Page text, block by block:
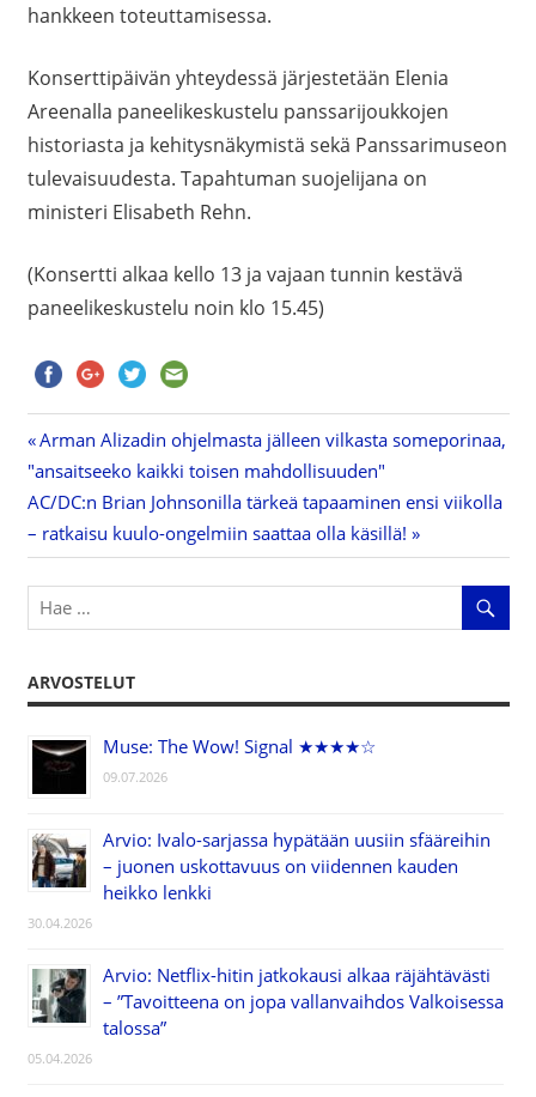
hankkeen toteuttamisessa.
Konserttipäivän yhteydessä järjestetään Elenia
Areenalla paneelikeskustelu panssarijoukkojen
historiasta ja kehitysnäkymistä sekä Panssarimuseon
tulevaisuudesta. Tapahtuman suojelijana on
ministeri Elisabeth Rehn.
(Konsertti alkaa kello 13 ja vajaan tunnin kestävä
paneelikeskustelu noin klo 15.45)
Artikkelien
selaus
Previous
Post:
Arman Alizadin ohjelmasta jälleen vilkasta someporinaa,
"ansaitseeko kaikki toisen mahdollisuuden"
Next
Post:
AC/DC:n Brian Johnsonilla tärkeä tapaaminen ensi viikolla
– ratkaisu kuulo-ongelmiin saattaa olla käsillä!
ARVOSTELUT
Muse: The Wow! Signal ★★★★☆
09.07.2026
Arvio: Ivalo-sarjassa hypätään uusiin sfääreihin
– juonen uskottavuus on viidennen kauden
heikko lenkki
30.04.2026
Arvio: Netflix-hitin jatkokausi alkaa räjähtävästi
– ”Tavoitteena on jopa vallanvaihdos Valkoisessa
talossa”
05.04.2026